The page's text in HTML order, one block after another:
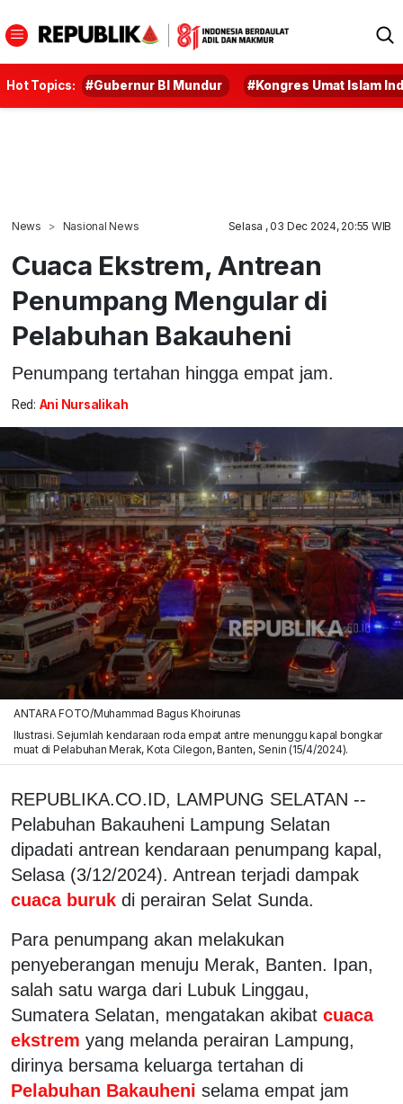
Hot Topics: #Gubernur BI Mundur #Kongres Umat Islam
News Nasional News Selasa , 03 Dec 2024, 20:55 WIB
Cuaca Ekstrem, Antrean
Penumpang Mengular di
Pelabuhan Bakauheni
Penumpang tertahan hingga empat jam.
Red: Ani Nursalikah
ANTARA FOTO/Muhammad Bagus Khoirunas
Ilustrasi. Sejumlah kendaraan roda empat antre menunggu kapal bongkar
muat di Pelabuhan Merak, Kota Cilegon, Banten, Senin (15/4/2024).
REPUBLIKA.CO.ID, LAMPUNG SELATAN --
Pelabuhan Bakauheni Lampung Selatan
dipadati antrean kendaraan penumpang kapal,
Selasa (3/12/2024). Antrean terjadi dampak
cuaca buruk di perairan Selat Sunda.
Para penumpang akan melakukan
penyeberangan menuju Merak, Banten. Ipan,
salah satu warga dari Lubuk Linggau,
Sumatera Selatan, mengatakan akibat cuaca
ekstrem yang melanda perairan Lampung,
dirinya bersama keluarga tertahan di
Pelabuhan Bakauheni selama empat jam